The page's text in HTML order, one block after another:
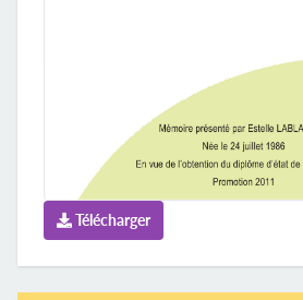
Télécharger